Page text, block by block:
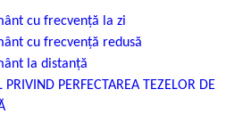
cu frecvență la zi
cu frecvență redusă
la distanță
PRIVIND PERFECTAREA TEZELOR DE